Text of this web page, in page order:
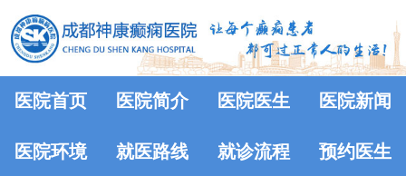
医院首页 医院简介 医院医生 医院新闻
医院环境 就医路线 就诊流程 预约医生